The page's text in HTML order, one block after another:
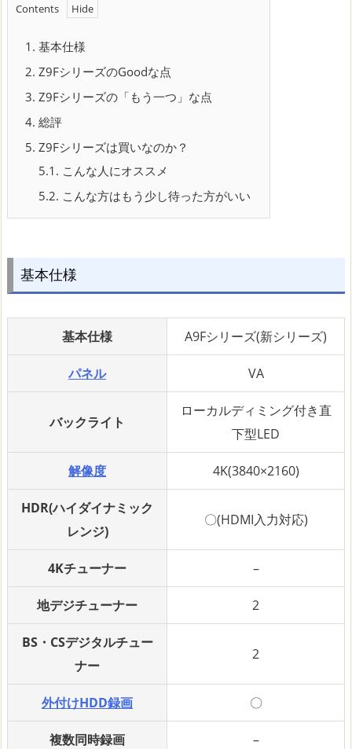
Contents
1. 基本仕様
2. Z9FシリーズのGoodな点
3. Z9Fシリーズの「もう一つ」な点
4. 総評
5. Z9Fシリーズは買いなのか？
5.1. こんな人にオススメ
5.2. こんな方はもう少し待った方がいい
基本仕様
基本仕様 A9Fシリーズ(新シリーズ)
パネル VA
バックライト
ローカルディミング付き直
下型LED
解像度 4K(3840×2160)
HDR(ハイダイナミック
レンジ)
〇(HDMI入力対応)
4Kチューナー –
地デジチューナー 2
BS・CSデジタルチュー
ナー
2
外付けHDD録画 〇
複数同時録画 –